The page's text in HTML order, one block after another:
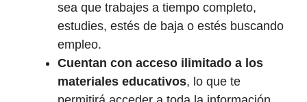
sea que trabajes a tiempo completo,
estudies, estés de baja o estés buscando
empleo.
Cuentan con acceso ilimitado a los
materiales educativos, lo que te